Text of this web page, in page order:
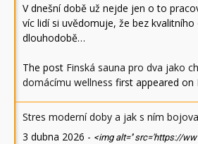
V dnešní době už nejde jen o to
víc lidí si uvědomuje, že bez
dlouhodobě…
The post Finská sauna pro dva jako
domácímu wellness first appeared on
Stres moderní doby a jak s ním
3 dubna 2026 - <img alt='' src='https://